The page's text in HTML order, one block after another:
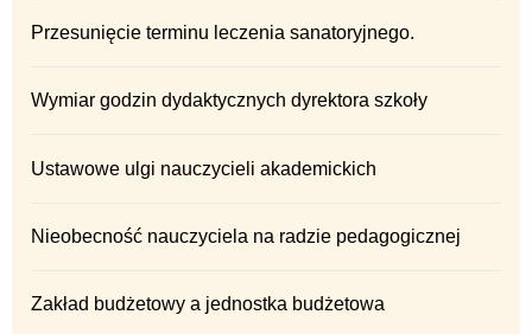
Przesunięcie terminu leczenia sanatoryjnego.
Wymiar godzin dydaktycznych dyrektora szkoły
Ustawowe ulgi nauczycieli akademickich
Nieobecność nauczyciela na radzie pedagogicznej
Zakład budżetowy a jednostka budżetowa